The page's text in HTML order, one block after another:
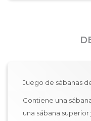
Juego de sábanas
Contiene una
una sábana